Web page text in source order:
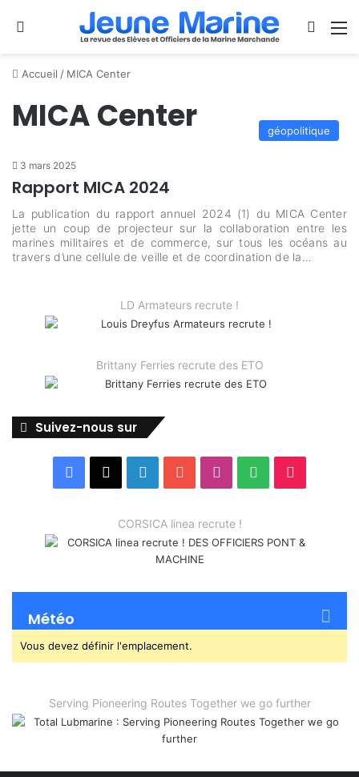
Se connecter
Accueil / MICA Center
MICA Center géopolitique
3 mars 2025
Rapport MICA 2024
La publication du rapport annuel 2024 (1) du MICA Center
jette un coup de projecteur sur la collaboration entre les
marines militaires et de commerce, sur tous les océans au
travers d’une cellule de veille et de coordination de la…
LD Armateurs recrute !
Brittany Ferries recrute des ETO
Suivez-nous sur
Facebook
X LinkedinYouTubeInstagram
Spotify
CORSICA linea recrute !
Météo
Vous devez définir l'emplacement.
Serving Pioneering Routes Together we go further